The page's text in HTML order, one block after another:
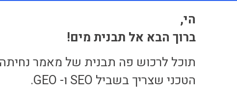
הי,
ברוך הבא אל תבנית מים!
תוכל לרכוש פה תבנית של מאמר
הטכני שצריך בשביל SEO ו- GEO.